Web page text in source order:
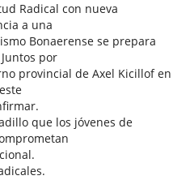
Radical con nueva
a una
Bonaerense se prepara
por
provincial de Axel Kicillof en
que los jóvenes de